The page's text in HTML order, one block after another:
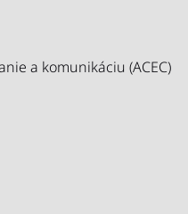
a komunikáciu (ACEC)